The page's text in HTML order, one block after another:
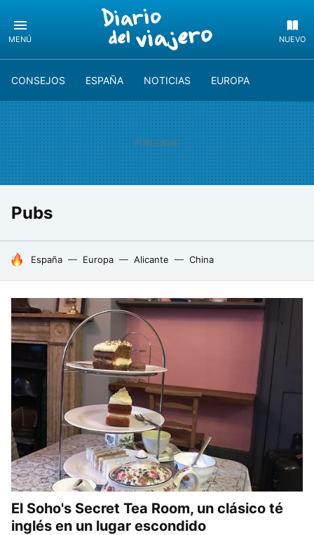
MENÚ NUEVO
CONSEJOS ESPAÑA NOTICIAS EUROPA
Pubs
HOY SE HABLA DE
España Europa Alicante China
El Soho's Secret Tea Room, un clásico té
inglés en un lugar escondido